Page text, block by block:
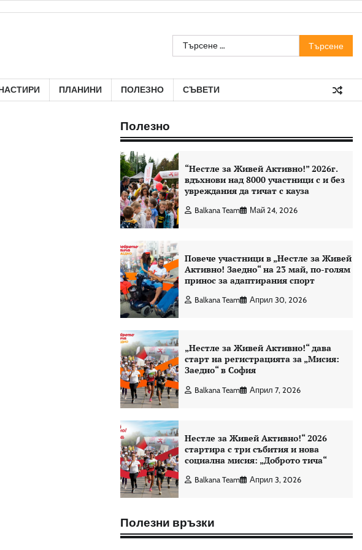
Търсене
за:
ПЛАНИНИ ПОЛЕЗНО СЪВЕТИ
Полезно
“Нестле за Живей Aктивно!” 2026г.
вдъхнови над 8000 участници с и без
увреждания да тичат с кауза
Balkana Team Май 24, 2026
Повече участници в „Нестле за Живей
Активно! Заедно“ на 23 май, по-голям
принос за адаптирания спорт
Balkana Team Април 30, 2026
„Нестле за Живей Активно!“ дава
старт на регистрацията за „Мисия:
Заедно“ в София
Balkana Team Април 7, 2026
Нестле за Живей Активно!“ 2026
стартира с три събития и нова
социална мисия: „Доброто тича“
Balkana Team Април 3, 2026
Полезни връзки